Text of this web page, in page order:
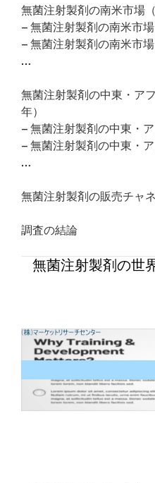
無菌注射製剤の南米市場
– 無菌注射製剤の南米市
– 無菌注射製剤の南米市
…
無菌注射製剤の中東・ア
年）
– 無菌注射製剤の中東・
– 無菌注射製剤の中東・
…
無菌注射製剤の販売チャ
調査の結論
無菌注射製剤の世